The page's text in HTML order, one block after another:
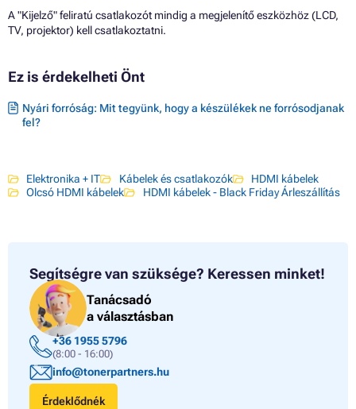
A "Kijelző" feliratú csatlakozót mindig a megjelenítő eszközhöz (LCD,
TV, projektor) kell csatlakoztatni.
Ez is érdekelheti Önt
Nyári forróság: Mit tegyünk, hogy a készülékek ne forrósodjanak
fel?
Elektronika + IT Kábelek és csatlakozók
HDMI kábelek
Olcsó HDMI kábelek
HDMI kábelek - Black Friday Árleszállítás
Segítségre van szüksége? Keressen minket!
Tanácsadó
a választásban
+36 1955 5796
(8:00 - 16:00)
info@tonerpartners.hu
Érdeklődnék